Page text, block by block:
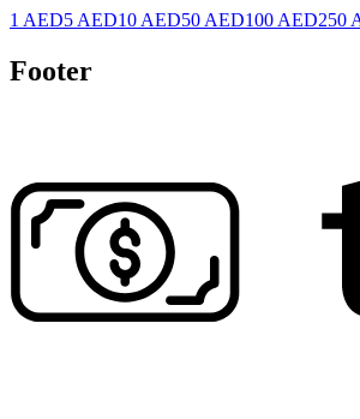
1 AED5 AED10 AED50 AED100 AED250
Footer